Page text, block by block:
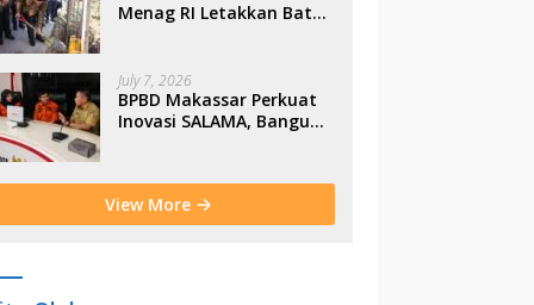
Menag RI Letakkan Batu
BTP
July 7, 2026
BPBD Makassar Perkuat
Inovasi SALAMA, Bangun
View More